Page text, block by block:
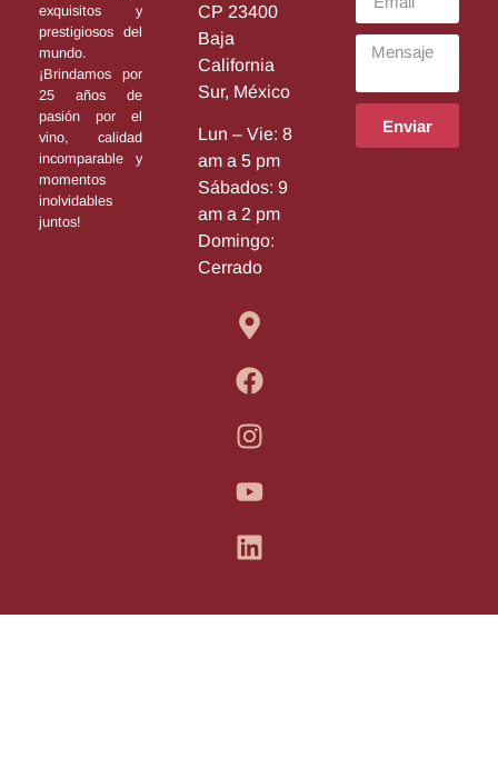
exquisitos y
prestigiosos del
mundo.
¡Brindamos por
25 años de
pasión por el
vino, calidad
incomparable y
momentos
inolvidables
juntos!
CP 23400
Baja
California
Sur, México
Lun – Vie: 8
am a 5 pm
Sábados: 9
am a 2 pm
Domingo:
Cerrado
Enviar